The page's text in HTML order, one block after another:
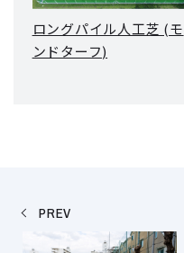
ロングパイル人工芝 (モ
ンドターフ)
PREV